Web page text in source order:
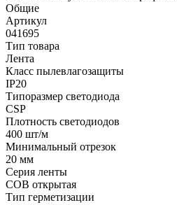
Общие
Артикул
041695
Тип товара
Лента
Класс пылевлагозащиты
IP20
Типоразмер светодиода
CSP
Плотность светодиодов
400 шт/м
Минимальный отрезок
20 мм
Серия ленты
COB открытая
Тип герметизации